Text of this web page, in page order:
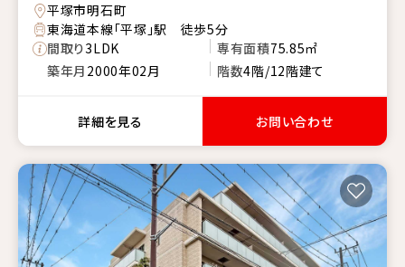
平塚市明石町
東海道本線「平塚」駅 徒歩5分
間取り3LDK 専有面積75.85㎡
築年月 2000年02月 階数4階/12階建て
詳細を見る お問い合わせ